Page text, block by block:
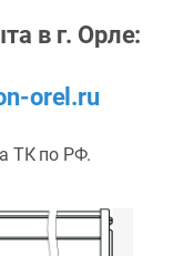
в г. Орле:
orel.ru
ТК по РФ.